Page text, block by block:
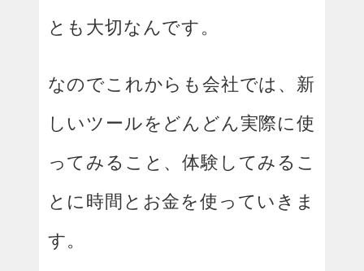
とも大切なんです。
なのでこれからも会社では、新
しいツールをどんどん実際に使
ってみること、体験してみるこ
とに時間とお金を使っていきま
す。